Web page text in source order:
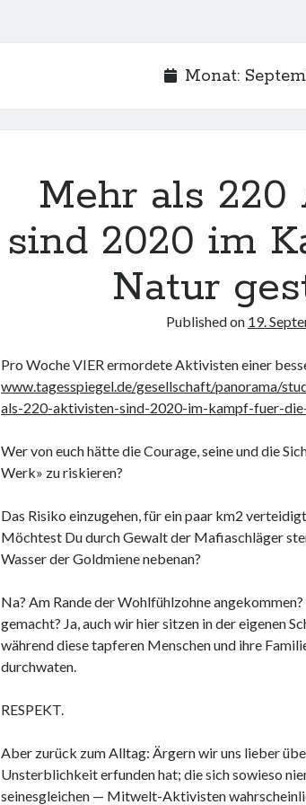
Monat:
Mehr als
sind 2020 im
Natur
Published on 19.
Pro Woche VIER ermordete Aktivisten einer
www.tagesspiegel.de/gesellschaft/panorama/
als-220-aktivisten-sind-2020-im-kampf-fuer-
Wer von euch hätte die Courage, seine und die
Werk» zu riskieren?
Das Risiko einzugehen, für ein paar km2
Möchtest Du durch Gewalt der Mafiaschläger
Wasser der Goldmiene nebenan?
Na? Am Rande der Wohlfühlzohne
gemacht? Ja, auch wir hier sitzen in der eigenen
während diese tapferen Menschen und ihre
durchwaten.
RESPEKT.
Aber zurück zum Alltag: Ärgern wir uns lieber
Unsterblichkeit erfunden hat; die sich sowieso
seinesgleichen — Mitwelt-Aktivisten